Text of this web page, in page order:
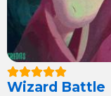
Wizard Battle